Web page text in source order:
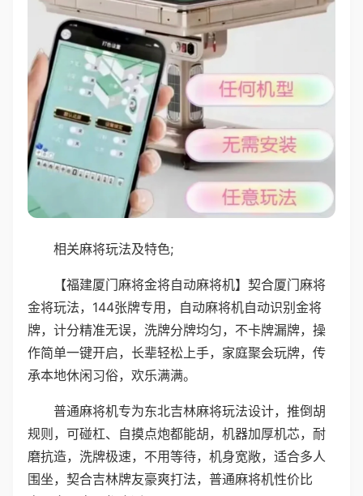
相关麻将玩法及特色;
【福建厦门麻将金将自动麻将机】契合厦门麻将
金将玩法，144张牌专用，自动麻将机自动识别金将
牌，计分精准无误，洗牌分牌均匀，不卡牌漏牌，操
作简单一键开启，长辈轻松上手，家庭聚会玩牌，传
承本地休闲习俗，欢乐满满。
普通麻将机专为东北吉林麻将玩法设计，推倒胡
规则，可碰杠、自摸点炮都能胡，机器加厚机芯，耐
磨抗造，洗牌极速，不用等待，机身宽敞，适合多人
围坐，契合吉林牌友豪爽打法，普通麻将机性价比